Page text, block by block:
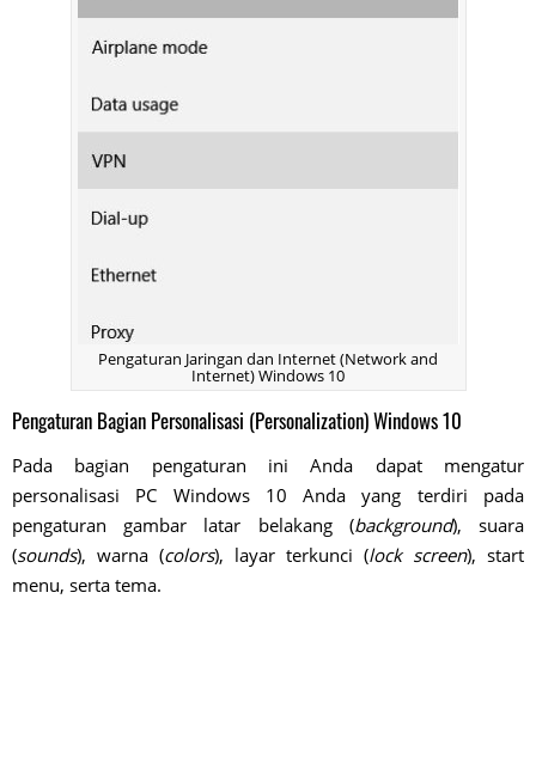
Pengaturan Jaringan dan Internet (Network and
Internet) Windows 10
Pengaturan Bagian Personalisasi (Personalization) Windows 10
Pada bagian pengaturan ini Anda dapat mengatur
personalisasi PC Windows 10 Anda yang terdiri pada
pengaturan gambar latar belakang (background), suara
(sounds), warna (colors), layar terkunci (lock screen), start
menu, serta tema.